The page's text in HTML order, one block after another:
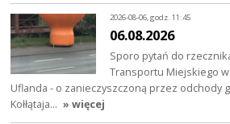
2026-08-06, godz. 11:45
06.08.2026
Sporo pytań do
Transportu Miejskiego
Uflanda - o zanieczyszczoną przez odchody
Kołłątaja… » więcej